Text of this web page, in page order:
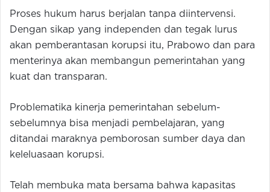
Proses hukum harus berjalan tanpa diintervensi.
Dengan sikap yang independen dan tegak lurus
akan pemberantasan korupsi itu, Prabowo dan para
menterinya akan membangun pemerintahan yang
kuat dan transparan.
Problematika kinerja pemerintahan sebelum-
sebelumnya bisa menjadi pembelajaran, yang
ditandai maraknya pemborosan sumber daya dan
keleluasaan korupsi.
Telah membuka mata bersama bahwa kapasitas